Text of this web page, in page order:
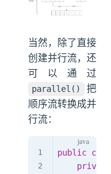
当然，除了直接
创建并行流，还
可以通过
parallel()
把
顺序流转换成并
行流：
public
private